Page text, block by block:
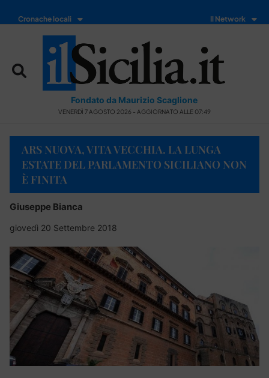
Cronache locali Il Network
Fondato da Maurizio Scaglione
VENERDÌ 7 AGOSTO 2026 - AGGIORNATO ALLE 07:49
ARS NUOVA, VITA VECCHIA. LA LUNGA
ESTATE DEL PARLAMENTO SICILIANO NON
È FINITA
Giuseppe Bianca
giovedì 20 Settembre 2018